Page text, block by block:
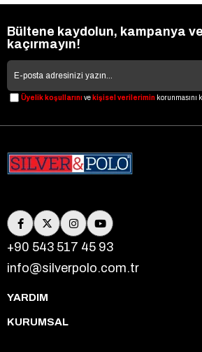
Bültene kaydolun, kampanya
kaçırmayın!
Üyelik koşullarınıve kişisel verilerimin korunmasını
+90 543 517 45 93
info@silverpolo.com.tr
YARDIM
KURUMSAL